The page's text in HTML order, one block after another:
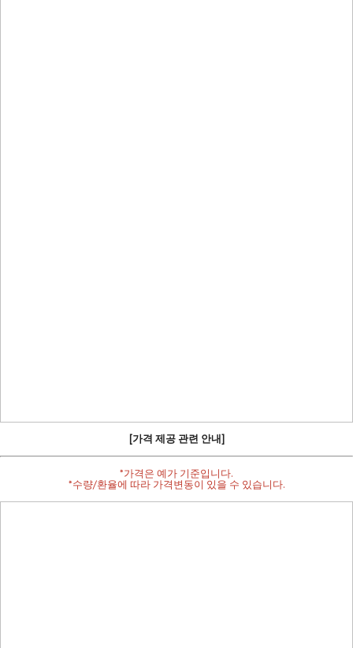
[가격 제공 관련 안내]
*가격은 예가 기준입니다.
*수량/환율에 따라 가격변동이 있을 수 있습니다.